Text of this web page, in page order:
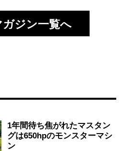
ジン一覧へ
1年間待ち焦がれたマスタン
グは650hpのモンスターマシ
ン